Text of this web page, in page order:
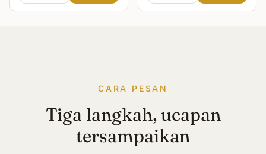
CARA PESAN
Tiga langkah, ucapan
tersampaikan